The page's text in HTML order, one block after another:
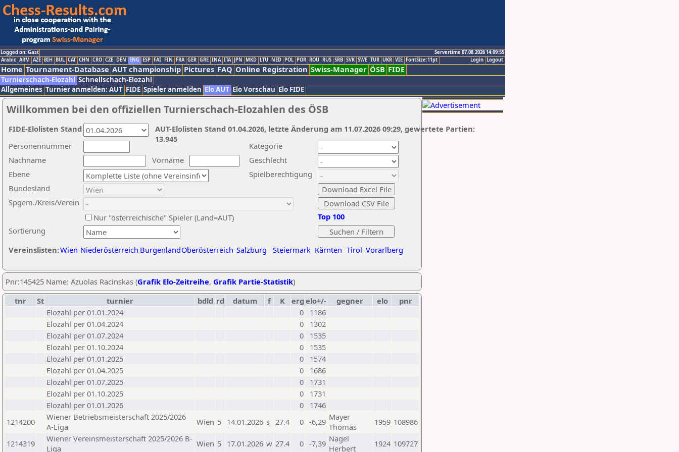
Logged on: Gast
Servertime 07.08.2026 14:09:55
Logout
Login
Arabic ARM AZE BIH BUL CAT CHN CRO CZE DEN ENG ESP FAI FIN FRA GER GRE INA ITA JPN MKD LTU NED POL POR ROU RUS SRB SVK SWE TUR UKR VIE FontSize:11pt
Home Tournament-Database AUT championship Pictures FAQ Online Registration Swiss-Manager ÖSB FIDE
Turnierschach-Elozahl Schnellschach-Elozahl
Allgemeines Turnier anmelden: AUT FIDE Spieler anmelden Elo AUT Elo Vorschau Elo FIDE
Willkommen bei den offiziellen Turnierschach-Elozahlen des ÖSB
Nachname
Vorname
Ebene
Kategorie
Sortierung
Personennummer
Bundesland
Spgem./Kreis/Verein
Geschlecht
Nur "österreichische" Spieler (Land=AUT)
Spielberechtigung
Vereinslisten:Wien Niederösterreich BurgenlandOberösterreich Salzburg Steiermark Kärnten Tirol Vorarlberg
Top 100
AUT-Elolisten Stand 01.04.2026, letzte Änderung am 11.07.2026 09:29, gewertete Partien:
13.945
FIDE-Elolisten Stand
Pnr:145425 Name: Azuolas Racinskas (Grafik Elo-Zeitreihe, Grafik Partie-Statistik)
tnr
St turnier bdld rd datum f K erg elo+/- gegner elo
pnr
Elozahl per 01.01.2024
0
1186
Elozahl per 01.04.2024
0
1302
Elozahl per 01.07.2024
0
1535
Elozahl per 01.10.2024
0
1535
Elozahl per 01.01.2025
0
1574
Elozahl per 01.04.2025
0
1686
Elozahl per 01.07.2025
0
1731
Elozahl per 01.10.2025
0
1731
Elozahl per 01.01.2026
0
1746
1214200
Wiener Betriebsmeisterschaft 2025/2026
A-Liga
Wien 5 14.01.2026 s 27.4 0 -6,29 Mayer
Thomas
1959 108986
1214319
Wiener Vereinsmeisterschaft 2025/2026 B-
Liga
Wien 5 17.01.2026 w 27.4 0 -7,39 Nagel
Herbert
1924 109727